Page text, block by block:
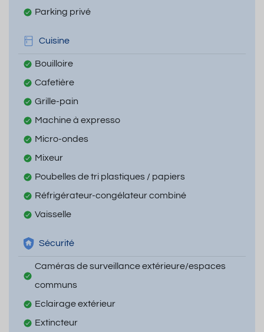
Parking privé
Cuisine
Bouilloire
Cafetière
Grille-pain
Machine à expresso
Micro-ondes
Mixeur
Poubelles de tri plastiques / papiers
Réfrigérateur-congélateur combiné
Vaisselle
Sécurité
Caméras de surveillance extérieure/espaces
communs
Eclairage extérieur
Extincteur